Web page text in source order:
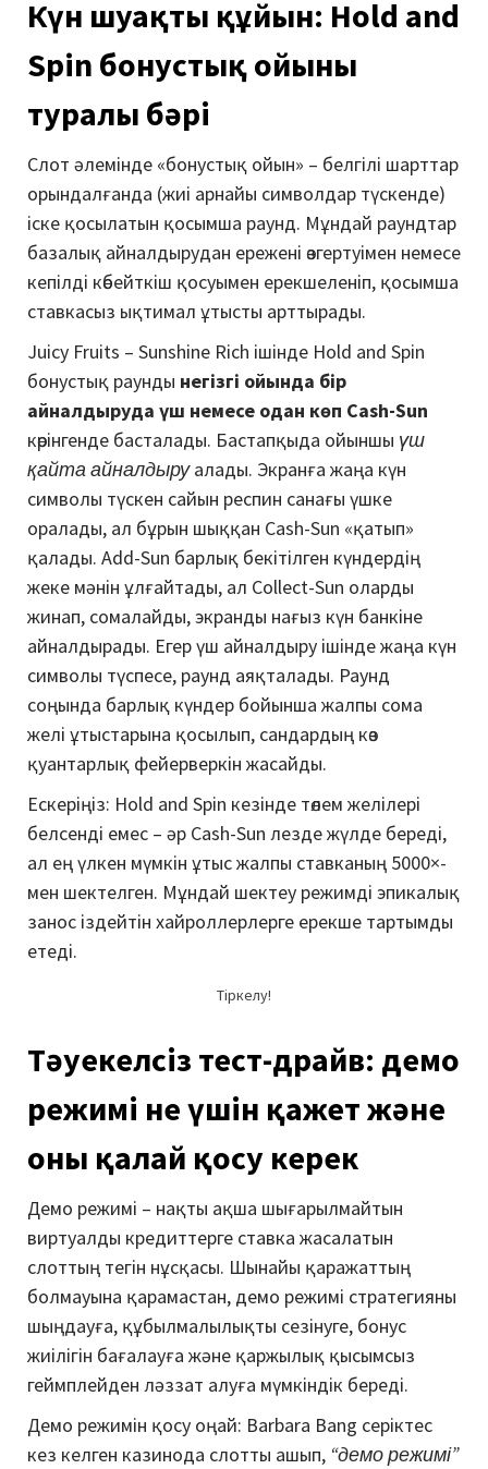
Күн шуақты құйын: Hold and
Spin бонустық ойыны
туралы бәрі
Слот әлемінде «бонустық ойын» – белгілі шарттар
орындалғанда (жиі арнайы символдар түскенде)
іске қосылатын қосымша раунд. Мұндай раундтар
базалық айналдырудан ережені өзгертуімен немесе
кепілді көбейткіш қосуымен ерекшеленіп, қосымша
ставкасыз ықтимал ұтысты арттырады.
Juicy Fruits – Sunshine Rich ішінде Hold and Spin
бонустық раунды негізгі ойында бір
айналдыруда үш немесе одан көп Cash-Sun
көрінгенде басталады. Бастапқыда ойыншы үш
қайта айналдыруалады. Экранға жаңа күн
символы түскен сайын респин санағы үшке
оралады, ал бұрын шыққан Cash-Sun «қатып»
қалады. Add-Sun барлық бекітілген күндердің
жеке мәнін ұлғайтады, ал Collect-Sun оларды
жинап, сомалайды, экранды нағыз күн банкіне
айналдырады. Егер үш айналдыру ішінде жаңа күн
символы түспесе, раунд аяқталады. Раунд
соңында барлық күндер бойынша жалпы сома
желі ұтыстарына қосылып, сандардың көз
қуантарлық фейерверкін жасайды.
Ескеріңіз: Hold and Spin кезінде төлем желілері
белсенді емес – әр Cash-Sun лезде жүлде береді,
ал ең үлкен мүмкін ұтыс жалпы ставканың 5000×-
мен шектелген. Мұндай шектеу режимді эпикалық
занос іздейтін хайроллерлерге ерекше тартымды
етеді.
Тіркелу!
Тәуекелсіз тест-драйв: демо
режимі не үшін қажет және
оны қалай қосу керек
Демо режимі – нақты ақша шығарылмайтын
виртуалды кредиттерге ставка жасалатын
слоттың тегін нұсқасы. Шынайы қаражаттың
болмауына қарамастан, демо режимі стратегияны
шыңдауға, құбылмалылықты сезінуге, бонус
жиілігін бағалауға және қаржылық қысымсыз
геймплейден ләззат алуға мүмкіндік береді.
Демо режимін қосу оңай: Barbara Bang серіктес
кез келген казинода слотты ашып, “демо режимі”